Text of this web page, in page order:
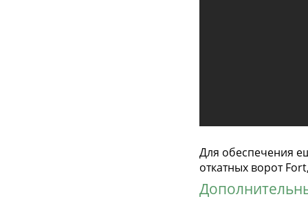
Для обеспечения
откатных ворот